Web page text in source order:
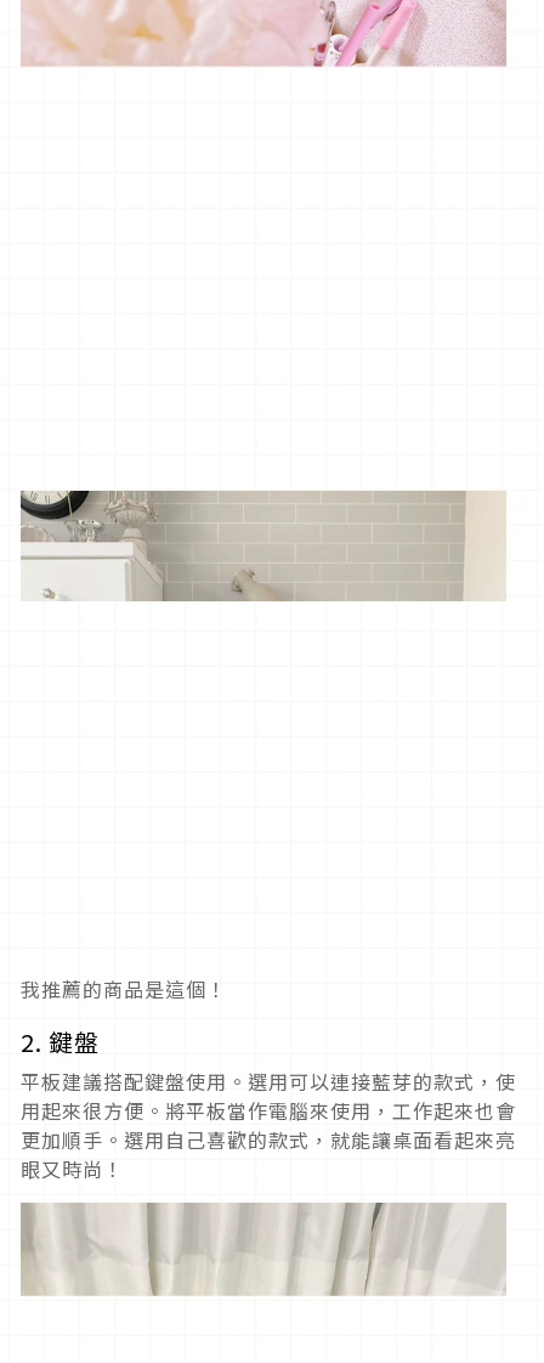
我推薦的商品是這個！
2. 鍵盤
平板建議搭配鍵盤使用。選用可以連接藍芽的款式，使
用起來很方便。將平板當作電腦來使用，工作起來也會
更加順手。選用自己喜歡的款式，就能讓桌面看起來亮
眼又時尚！